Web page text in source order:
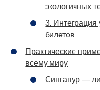
экологичных
3.
билетов
Практические
всему миру
Сингапур —